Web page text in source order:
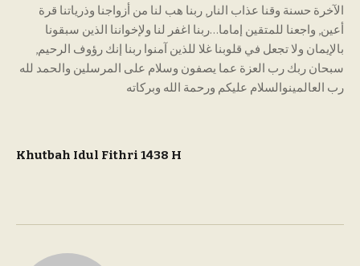
الآخرة حسنة وقنا عذاب النار, ربنا هب لنا من أزواجنا وذرياتنا قرة
أعين, واجعنا للمتقين إماما…ربنا اغفر لنا ولإخواننا الذين سبقونا
بالإيمان ولا تجعل في قلوبنا غلا للذين آمنوا ربنا إنك رؤوف الرحيم,
سبحان ربك رب العزة عما يصفون وسلام على المرسلين والحمد لله
رب العالمينوالسلام عليكم ورحمة الله وبركاته
Khutbah Idul Fithri 1438 H